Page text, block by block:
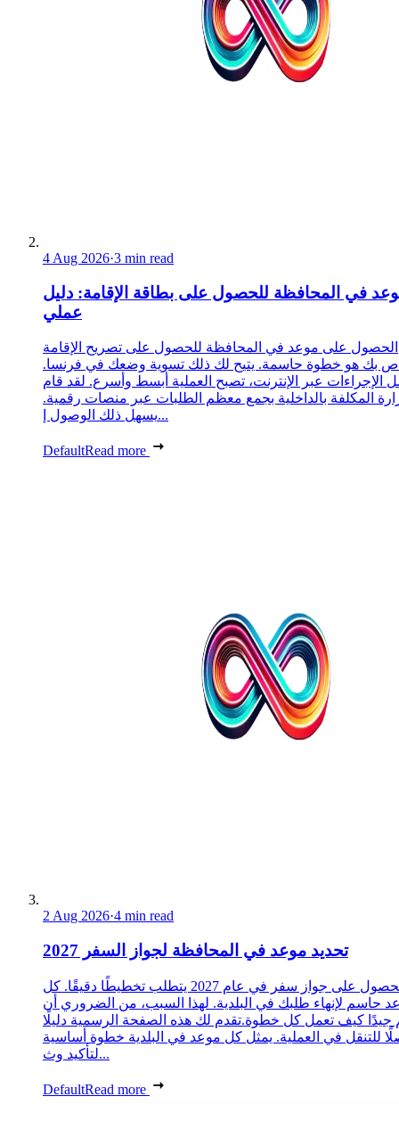
4 Aug 2026·3 min read
في المحافظة للحصول على بطاقة الإقامة: دليل
عملي
الحصول على موعد في المحافظة للحصول على تصريح الإقامة
بك هو خطوة حاسمة. يتيح لك ذلك تسوية وضعك في فرنسا.
الإجراءات عبر الإنترنت، تصبح العملية أبسط وأسرع. لقد قام
المكلفة بالداخلية بجمع معظم الطلبات عبر منصات رقمية.
يسهل ذلك الوصول إ...
DefaultRead more
2 Aug 2026·4 min read
تحديد موعد في المحافظة لجواز السفر 2027
الحصول على جواز سفر في عام 2027 يتطلب تخطيطًا دقيقًا. كل
حاسم لإنهاء طلبك في البلدية. لهذا السبب، من الضروري أن
جيدًا كيف تعمل كل خطوة.تقدم لك هذه الصفحة الرسمية دليلًا
للتنقل في العملية. يمثل كل موعد في البلدية خطوة أساسية
لتأكيد وث...
DefaultRead more